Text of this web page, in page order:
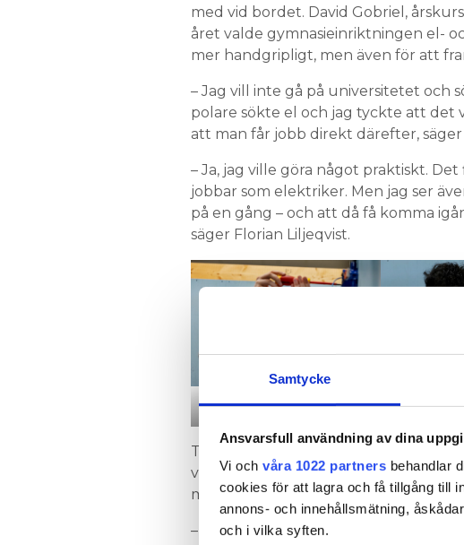
Samtycke
Ansvarsfull användning av dina
Vi och våra 1022 partners behandlar
cookies för att lagra och få tillgång till
annons- och innehållsmätning,
och i vilka syften.
med vid bordet. David Gobriel,
året valde gymnasieinriktningen el-
mer handgripligt, men även för att
– Jag vill inte gå på universitetet och
polare sökte el och jag tyckte att det
att man får jobb direkt därefter, säger
– Ja, jag ville göra något praktiskt.
jobbar som elektriker. Men jag ser
på en gång – och att då få komma
säger Florian Liljeqvist.
Ameena Asklöf
Trion har en bit kvar innan de möts
varit ute och praktiserat. Hur
mot förväntningarna?
– Praktiken är det bästa av allt med